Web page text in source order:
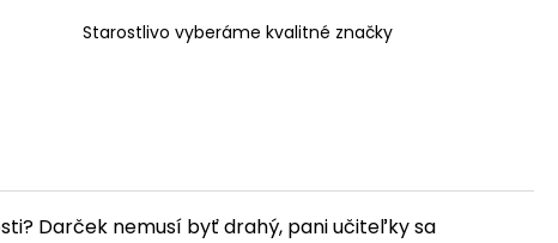
Starostlivo vyberáme kvalitné značky
Darček nemusí byť drahý, pani učiteľky sa